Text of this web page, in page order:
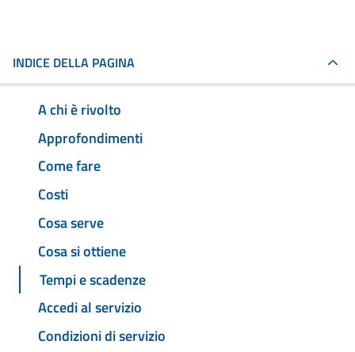
INDICE DELLA PAGINA
A chi è rivolto
Approfondimenti
Come fare
Costi
Cosa serve
Cosa si ottiene
Tempi e scadenze
Accedi al servizio
Condizioni di servizio